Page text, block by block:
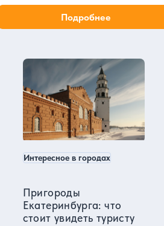
его истории. Уникальные постановки
сердце Екатеринбурга
Подробнее
Пригороды
Екатеринбурга: что
стоит увидеть туристу
Интересное в городах